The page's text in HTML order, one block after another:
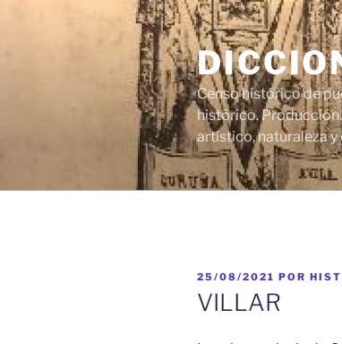
Censo histórico de
histórico.
artístico, naturaleza y
PUBLICADO
EL
25/08/2021 POR
VILLAR